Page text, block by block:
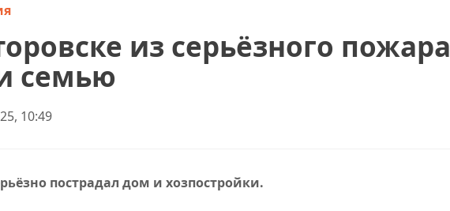
из серьёзного пожара
семью
10:49
пострадал дом и хозпостройки.